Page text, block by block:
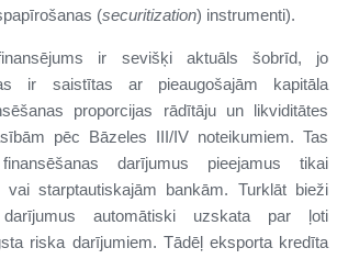
(securitization) instrumenti).
ir sevišķi aktuāls šobrīd, jo
ir saistītas ar pieaugošajām kapitāla
proporcijas rādītāju un likviditātes
pēc Bāzeles III/IV noteikumiem. Tas
darījumus pieejamus tikai
vai starptautiskajām bankām. Turklāt bieži
automātiski uzskata par ļoti
riska darījumiem. Tādēļ eksporta kredīta